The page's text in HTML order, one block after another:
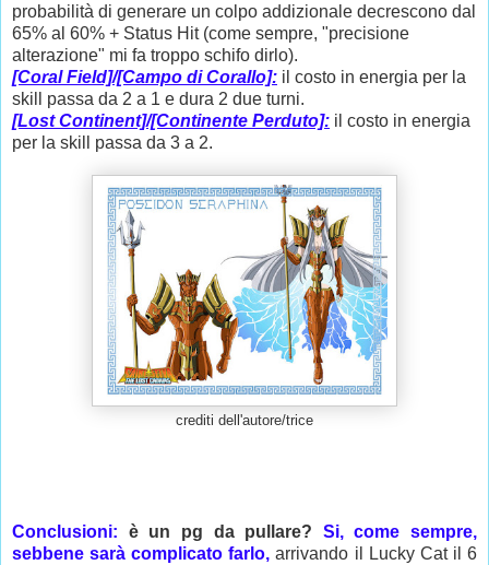
probabilità di generare un colpo addizionale decrescono dal
65% al 60% + Status Hit (come sempre, "precisione
alterazione" mi fa troppo schifo dirlo).
[Coral Field]/[Campo di Corallo]: il costo in energia per la
skill passa da 2 a 1 e dura 2 due turni.
[Lost Continent]/[Continente Perduto]: il costo in energia
per la skill passa da 3 a 2.
crediti dell'autore/trice
Conclusioni: è un pg da pullare?
Si, come sempre,
sebbene sarà complicato farlo, arrivando il Lucky Cat il 6